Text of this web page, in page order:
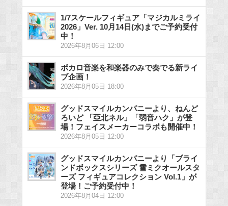
1/7スケールフィギュア「マジカルミライ
2026」Ver. 10月14日(水)までご予約受付
中！
2026年8月06日 12:00
ボカロ音楽を和楽器のみで奏でる新ライ
ブ企画！
2026年8月05日 18:00
グッドスマイルカンパニーより、ねんど
ろいど 「亞北ネル」「弱音ハク」が登
場！フェイスメーカーコラボも開催中！
2026年8月05日 12:00
グッドスマイルカンパニーより「ブライ
ンドボックスシリーズ 雪ミクオールスタ
ーズ フィギュアコレクション Vol.1」が
登場！ご予約受付中！
2026年8月04日 12:00